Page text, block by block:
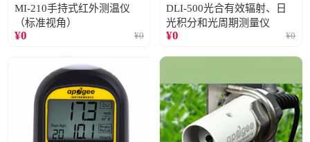
MI-210手持式红外测温仪
（标准视角）
¥0 ¥0
DLI-500光合有效辐射、日
光积分和光周期测量仪
¥0 ¥0